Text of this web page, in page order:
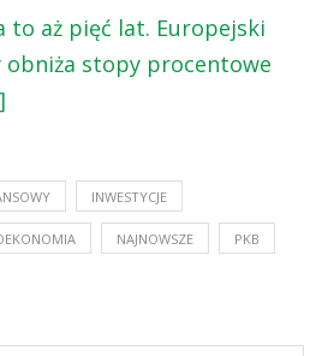
to aż pięć lat. Europejski
obniża stopy procentowe
INWESTYCJE
NAJNOWSZE PKB